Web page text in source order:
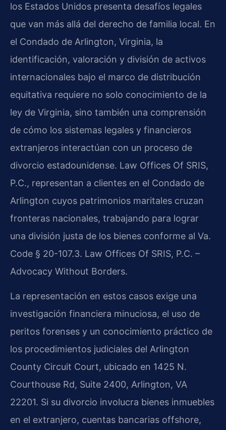
los Estados Unidos presenta desafíos legales
que van más allá del derecho de familia local. En
el Condado de Arlington, Virginia, la
identificación, valoración y división de activos
internacionales bajo el marco de distribución
equitativa requiere no solo conocimiento de la
ley de Virginia, sino también una comprensión
de cómo los sistemas legales y financieros
extranjeros interactúan con un proceso de
divorcio estadounidense. Law Offices Of SRIS,
P.C., representan a clientes en el Condado de
Arlington cuyos patrimonios maritales cruzan
fronteras nacionales, trabajando para lograr
una división justa de los bienes conforme al Va.
Code § 20-107.3. Law Offices Of SRIS, P.C. –
Advocacy Without Borders.
La representación en estos casos exige una
investigación financiera minuciosa, el uso de
peritos forenses y un conocimiento práctico de
los procedimientos judiciales del Arlington
County Circuit Court, ubicado en 1425 N.
Courthouse Rd, Suite 2400, Arlington, VA
22201. Si su divorcio involucra bienes inmuebles
en el extranjero, cuentas bancarias offshore,